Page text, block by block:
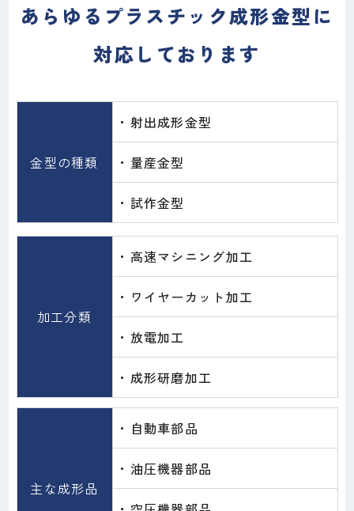
あらゆるプラスチック成形金型に
対応しております
金型の種類
・射出成形金型
・量産金型
・試作金型
加工分類
・高速マシニング加工
・ワイヤーカット加工
・放電加工
・成形研磨加工
主な成形品
・自動車部品
・油圧機器部品